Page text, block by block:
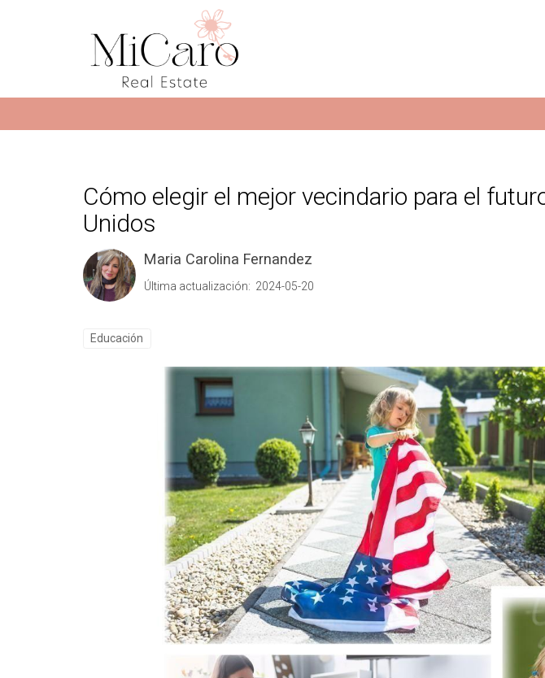
Cómo elegir el mejor vecindario para el
Unidos
Maria Carolina Fernandez
Última actualización: 2024-05-20
Educación